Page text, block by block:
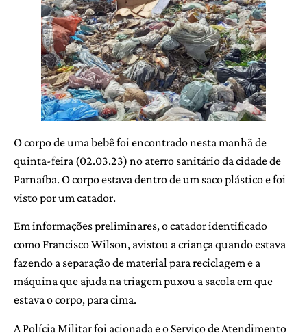
O corpo de uma bebê foi encontrado nesta manhã de
quinta-feira (02.03.23) no aterro sanitário da cidade de
Parnaíba. O corpo estava dentro de um saco plástico e foi
visto por um catador.
Em informações preliminares, o catador identificado
como Francisco Wilson, avistou a criança quando estava
fazendo a separação de material para reciclagem e a
máquina que ajuda na triagem puxou a sacola em que
estava o corpo, para cima.
A Polícia Militar foi acionada e o Serviço de Atendimento